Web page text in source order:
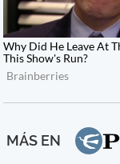
MÁS EN